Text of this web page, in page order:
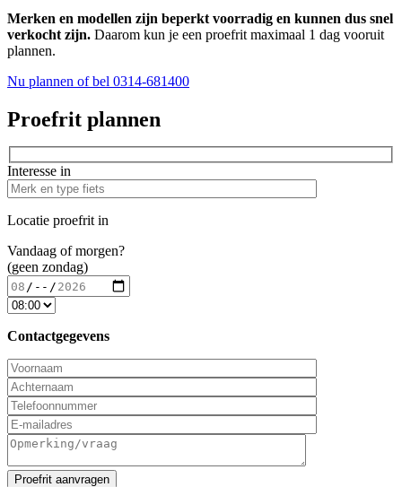
Merken en modellen zijn beperkt voorradig en kunnen dus snel
verkocht zijn. Daarom kun je een proefrit maximaal 1 dag vooruit
plannen.
Nu plannen of bel 0314-681400
Proefrit plannen
Interesse in
Locatie proefrit in
Vandaag of morgen?
(geen zondag)
Contactgegevens